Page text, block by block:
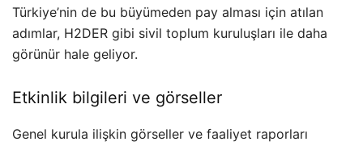
Türkiye’nin de bu büyümeden pay alması için atılan
adımlar, H2DER gibi sivil toplum kuruluşları ile daha
görünür hale geliyor.
Etkinlik bilgileri ve görseller
Genel kurula ilişkin görseller ve faaliyet raporları